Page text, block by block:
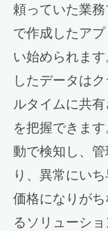
頼っていた業
で作成したア
い始められま
したデータは
ルタイムに共
を把握できま
動で検知し、
り、異常にい
価格になりが
るソリューシ